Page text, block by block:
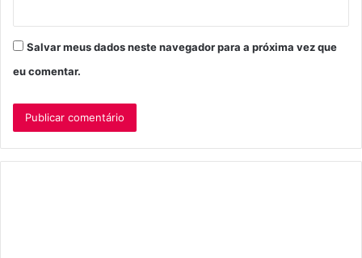
Salvar meus dados neste navegador para a próxima vez que
eu comentar.